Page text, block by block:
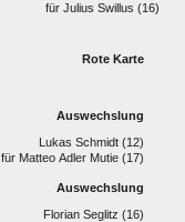
für  
Rote Karte
Auswechslung
  
für    
Auswechslung
  